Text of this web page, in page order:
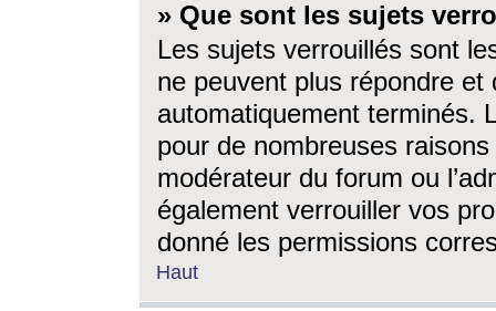
» Que sont les sujets
Les sujets verrouillés sont
ne peuvent plus répondre
automatiquement terminés.
pour de nombreuses
modérateur du forum ou
également verrouiller vos
donné les permissions
Haut